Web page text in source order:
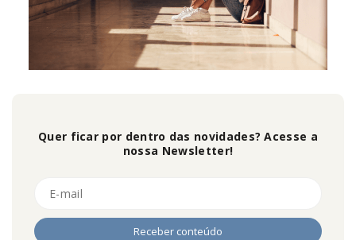
Quer ficar por dentro das novidades? Acesse a
nossa Newsletter!